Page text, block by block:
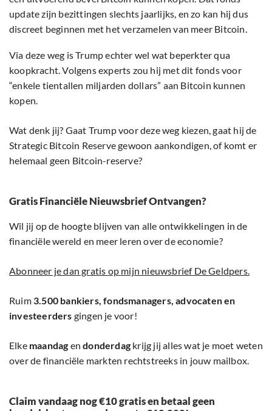
update zijn bezittingen slechts jaarlijks, en zo kan hij dus
discreet beginnen met het verzamelen van meer Bitcoin.
Via deze weg is Trump echter wel wat beperkter qua
koopkracht. Volgens experts zou hij met dit fonds voor
“enkele tientallen miljarden dollars” aan Bitcoin kunnen
kopen.
Wat denk jij? Gaat Trump voor deze weg kiezen, gaat hij de
Strategic Bitcoin Reserve gewoon aankondigen, of komt er
helemaal geen Bitcoin-reserve?
Gratis Financiële Nieuwsbrief Ontvangen?
Wil jij op de hoogte blijven van alle ontwikkelingen in de
financiële wereld en meer leren over de economie?
Abonneer je dan gratis op mijn nieuwsbrief De Geldpers.
Ruim 3.500 bankiers, fondsmanagers, advocaten en
investeerders gingen je voor!
Elke maandag endonderdag krijg jij alles wat je moet weten
over de financiële markten rechtstreeks in jouw mailbox.
Claim vandaag nog €10 gratis en betaal geen